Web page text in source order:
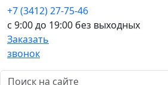
+7 (3412) 27-75-46
c 9:00 до 19:00 без выходных
Заказать
звонок